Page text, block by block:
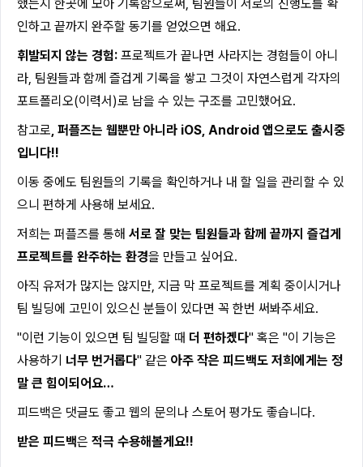
했는지 한곳에 모아 기록함으로써, 팀원들이 서로의 진행도를 확
인하고 끝까지 완주할 동기를 얻었으면 해요.
휘발되지 않는 경험: 프로젝트가 끝나면 사라지는 경험들이 아니
라, 팀원들과 함께 즐겁게 기록을 쌓고 그것이 자연스럽게 각자의
포트폴리오(이력서)로 남을 수 있는 구조를 고민했어요.
참고로, 퍼플즈는 웹뿐만 아니라 iOS, Android 앱으로도 출시중
입니다!!
이동 중에도 팀원들의 기록을 확인하거나 내 할 일을 관리할 수 있
으니 편하게 사용해 보세요.
저희는 퍼플즈를 통해 서로 잘 맞는 팀원들과 함께 끝까지 즐겁게
프로젝트를 완주하는 환경을 만들고 싶어요.
아직 유저가 많지는 않지만, 지금 막 프로젝트를 계획 중이시거나
팀 빌딩에 고민이 있으신 분들이 있다면 꼭 한번 써봐주세요.
"이런 기능이 있으면 팀 빌딩할 때 더 편하겠다" 혹은 "이 기능은
사용하기 너무 번거롭다" 같은 아주 작은 피드백도 저희에게는 정
말 큰 힘이되어요…
피드백은 댓글도 좋고 웹의 문의나 스토어 평가도 좋습니다.
받은 피드백은 적극 수용해볼게요!!